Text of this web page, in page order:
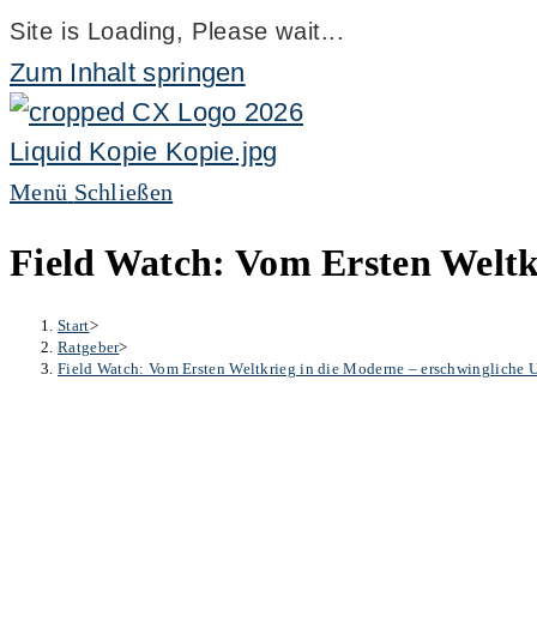
Site is Loading, Please wait...
Zum Inhalt springen
Menü Schließen
Field Watch: Vom Ersten
Start>
Ratgeber>
Field Watch: Vom Ersten Weltkrieg in die Moderne – erschwingliche